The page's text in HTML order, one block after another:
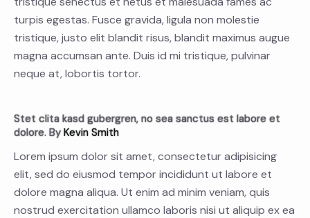
turpis egestas. Fusce gravida, ligula non molestie
tristique, justo elit blandit risus, blandit maximus augue
magna accumsan ante. Duis id mi tristique, pulvinar
neque at, lobortis tortor.
Stet clita kasd gubergren, no sea sanctus est labore et
dolore. ByKevin Smith
Lorem ipsum dolor sit amet, consectetur adipisicing
elit, sed do eiusmod tempor incididunt ut labore et
dolore magna aliqua. Ut enim ad minim veniam, quis
nostrud exercitation ullamco laboris nisi ut aliquip ex ea